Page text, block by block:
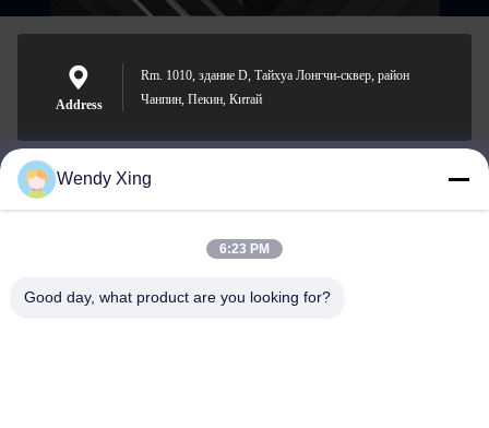
Address
Rm. 1010, здание D, Тайхуа Лонгчи-сквер, район
Чанпин, Пекин, Китай
jesingd@vip.sina.com
Wendy Xing
6:23 PM
Good day, what product are you looking for?